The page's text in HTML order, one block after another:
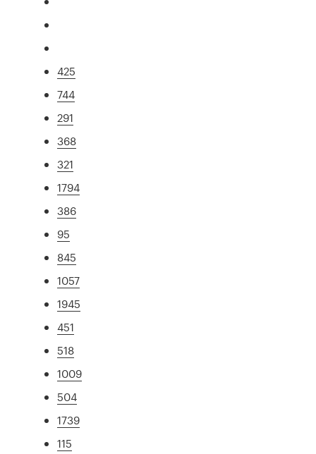
425
744
291
368
321
1794
386
95
845
1057
1945
451
518
1009
504
1739
115